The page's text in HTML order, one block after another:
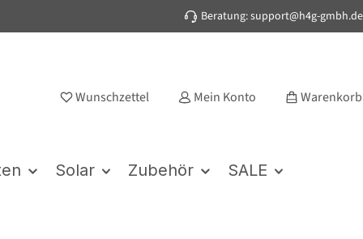
Beratung: support@h4g-gmbh.de
Wunschzettel Mein Konto Warenkorb
Solar Zubehör SALE